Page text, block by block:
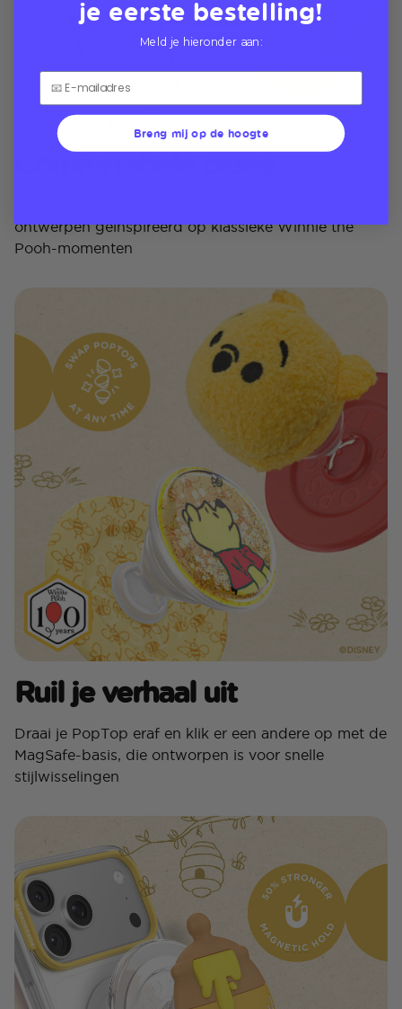
Comfortabele cases
ontwerpen geïnspireerd op klassieke Winnie the
Pooh-momenten
Ruil je verhaal uit
Draai je PopTop eraf en klik er een andere op met de
MagSafe-basis, die ontworpen is voor snelle
stijlwisselingen
je eerste bestelling!
Meld je hieronder aan:
Breng mij op de hoogte